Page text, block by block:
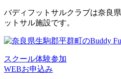
コ
ン
ン
へ
ス
バディフットサルクラブは奈良
ットサル施設です。
スクール体験参加
WEBお申込み